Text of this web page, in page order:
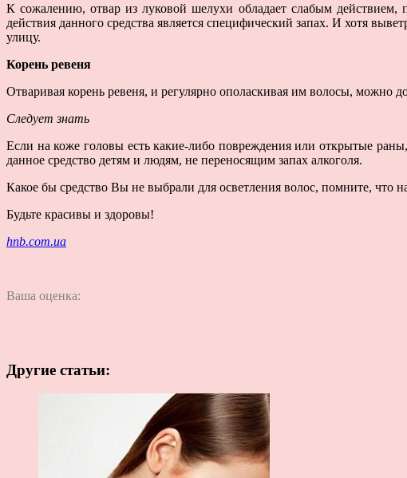
К сожалению, отвар из луковой шелухи обладает слабым
действия данного средства является специфический запах. И хотя
улицу.
Корень ревеня
Отваривая корень ревеня, и регулярно ополаскивая им волосы, можно
Следует знать
Если на коже головы есть какие-либо повреждения или открытые
данное средство детям и людям, не переносящим запах алкоголя.
Какое бы средство Вы не выбрали для осветления волос, помните, что
Будьте красивы и здоровы!
hnb.com.ua
Ваша оценка:
Другие статьи: